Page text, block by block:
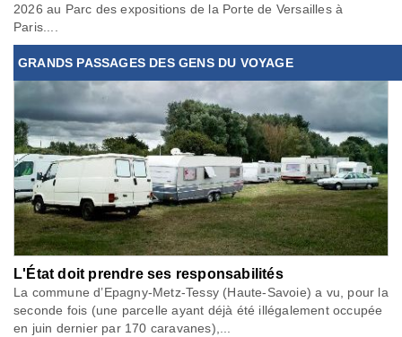
2026 au Parc des expositions de la Porte de Versailles à
Paris....
GRANDS PASSAGES DES GENS DU VOYAGE
L'État doit prendre ses responsabilités
La commune d’Epagny-Metz-Tessy (Haute-Savoie) a vu, pour la
seconde fois (une parcelle ayant déjà été illégalement occupée
en juin dernier par 170 caravanes),...